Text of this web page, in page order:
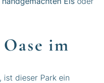
im
ist dieser Park ein